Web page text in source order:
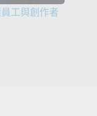
工與創作者